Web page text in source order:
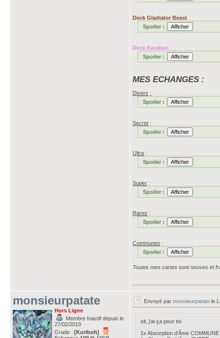
Deck Gladiator Beast
Spoiler :
Deck Karakuri
Spoiler :
MES ECHANGES :
Divers :
Spoiler :
Secret :
Spoiler :
Ultra :
Spoiler :
Super :
Spoiler :
Rares :
Spoiler :
Communes :
Spoiler :
Toutes mes cartes sont neuves et
monsieurpatate
Hors Ligne
Membre Inactif depuis le
27/02/2019
Grade : [Kuriboh]
Envoyé par monsieurpatate le
slt, j'ai ça pour toi
1x Absorption d'Âme COMMUNE